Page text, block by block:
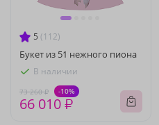
5 (112)
Букет из 51 нежного пиона
В наличии
73 260 ₽ -10%
66 010 ₽